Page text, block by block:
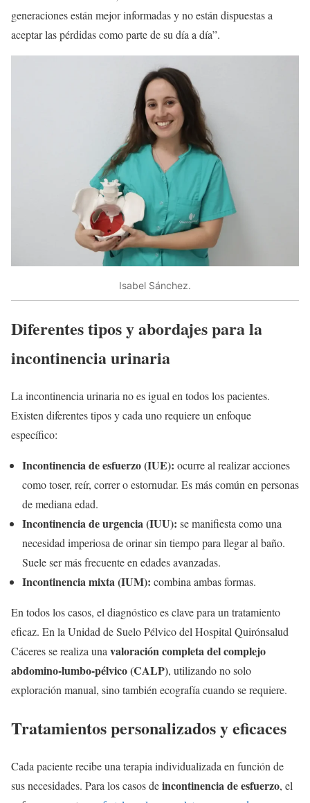
generaciones están mejor informadas y no están dispuestas a
aceptar las pérdidas como parte de su día a día”.
Isabel Sánchez.
Diferentes tipos y abordajes para la
incontinencia urinaria
La incontinencia urinaria no es igual en todos los pacientes.
Existen diferentes tipos y cada uno requiere un enfoque
específico:
Incontinencia de esfuerzo (IUE): ocurre al realizar acciones
como toser, reír, correr o estornudar. Es más común en personas
de mediana edad.
Incontinencia de urgencia (IUU): se manifiesta como una
necesidad imperiosa de orinar sin tiempo para llegar al baño.
Suele ser más frecuente en edades avanzadas.
Incontinencia mixta (IUM): combina ambas formas.
En todos los casos, el diagnóstico es clave para un tratamiento
eficaz. En la Unidad de Suelo Pélvico del Hospital Quirónsalud
Cáceres se realiza unavaloración completa del complejo
abdomino-lumbo-pélvico (CALP), utilizando no solo
exploración manual, sino también ecografía cuando se requiere.
Tratamientos personalizados y eficaces
Cada paciente recibe una terapia individualizada en función de
sus necesidades. Para los casos deincontinencia de esfuerzo, el